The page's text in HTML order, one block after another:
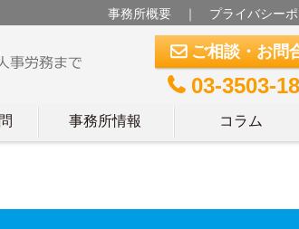
事務所概要 ｜ プライバシー
mご相談・お問
t03-3503-
事務所情報 コラム